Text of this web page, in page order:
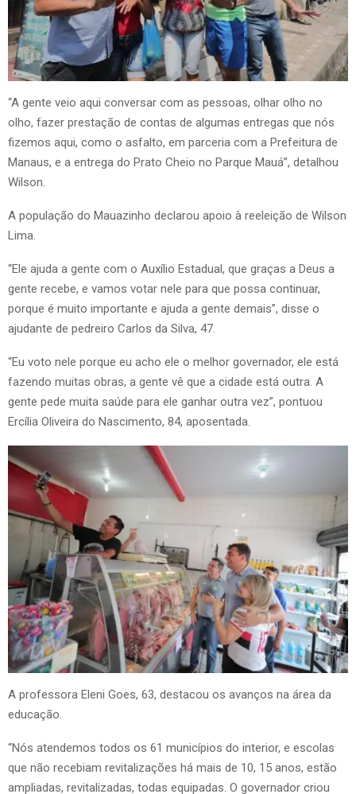
“A gente veio aqui conversar com as pessoas, olhar olho no
olho, fazer prestação de contas de algumas entregas que nós
fizemos aqui, como o asfalto, em parceria com a Prefeitura de
Manaus, e a entrega do Prato Cheio no Parque Mauá”, detalhou
Wilson.
A população do Mauazinho declarou apoio à reeleição de Wilson
Lima.
“Ele ajuda a gente com o Auxílio Estadual, que graças a Deus a
gente recebe, e vamos votar nele para que possa continuar,
porque é muito importante e ajuda a gente demais”, disse o
ajudante de pedreiro Carlos da Silva, 47.
“Eu voto nele porque eu acho ele o melhor governador, ele está
fazendo muitas obras, a gente vê que a cidade está outra. A
gente pede muita saúde para ele ganhar outra vez”, pontuou
Ercília Oliveira do Nascimento, 84, aposentada.
A professora Eleni Goes, 63, destacou os avanços na área da
educação.
“Nós atendemos todos os 61 municípios do interior, e escolas
que não recebiam revitalizações há mais de 10, 15 anos, estão
ampliadas, revitalizadas, todas equipadas. O governador criou